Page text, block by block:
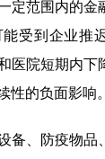
定范围内的金
受到企业推
医院短期内下
性的负面影响。
备、防疫物品